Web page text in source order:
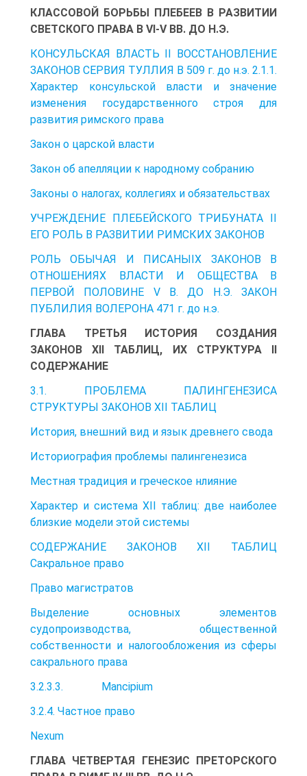
КЛАССОВОЙ БОРЬБЫ ПЛЕБЕЕВ В РАЗВИТИИ
СВЕТСКОГО ПРАВА В VI-V ВВ. ДО Н.Э.
КОНСУЛЬСКАЯ ВЛАСТЬ II ВОССТАНОВЛЕНИЕ
ЗАКОНОВ СЕРВИЯ ТУЛЛИЯ В 509 г. до н.э. 2.1.1.
Характер консульской власти и значение
изменения государственного строя для
развития римского права
Закон о царской власти
Закон об апелляции к народному собранию
Законы о налогах, коллегиях и обязательствах
УЧРЕЖДЕНИЕ ПЛЕБЕЙСКОГО ТРИБУНАТА II
ЕГО РОЛЬ В РАЗВИТИИ РИМСКИХ ЗАКОНОВ
РОЛЬ ОБЫЧАЯ И ПИСАНЫIX ЗАКОНОВ В
ОТНОШЕНИЯХ ВЛАСТИ И ОБЩЕСТВА В
ПЕРВОЙ ПОЛОВИНЕ V В. ДО Н.Э. ЗАКОН
ПУБЛИЛИЯ ВОЛЕРОНА 471 г. до н.э.
ГЛАВА ТРЕТЬЯ ИСТОРИЯ СОЗДАНИЯ
ЗАКОНОВ XII ТАБЛИЦ, ИХ СТРУКТУРА II
СОДЕРЖАНИЕ
3.1. ПРОБЛЕМА ПАЛИНГЕНЕЗИСА
СТРУКТУРЫ ЗАКОНОВ XII ТАБЛИЦ
История, внешний вид и язык древнего свода
Историография проблемы палингенезиса
Местная традиция и греческое нлияние
Характер и система XII таблиц: две наиболее
близкие модели этой системы
СОДЕРЖАНИЕ ЗАКОНОВ XII ТАБЛИЦ
Сакральное право
Право магистратов
Выделение основных элементов
судопроизводства, общественной
собственности и налогообложения из сферы
сакрального права
3.2.3.3. Mancipium
3.2.4. Частное право
Nexum
ГЛАВА ЧЕТВЕРТАЯ ГЕНЕЗИС ПРЕТОРСКОГО